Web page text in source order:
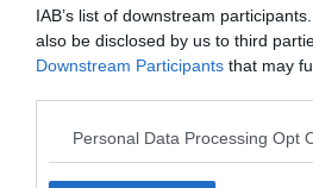
IAB’s list of downstream
also be disclosed by us to third
Downstream Participants that may
Personal Data Processing Opt
Lewis et Harris